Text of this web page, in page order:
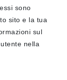
sono
sito e la tua
sul
nella